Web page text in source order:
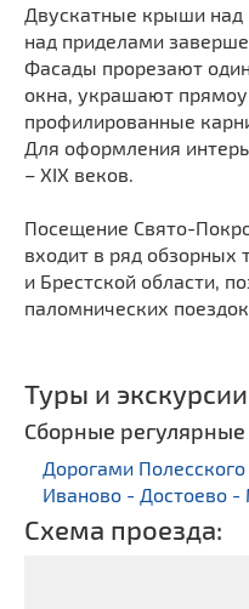
Культурные центры
Театры
Галереи
Концертные залы
Двускатные крыши над
над приделами
Фасады прорезают
окна, украшают
профилированные
Для оформления
– XIX веков.
Посещение Свято-
входит в ряд обзорных
и Брестской области,
паломнических
Туры и экскурсии
Сборные
Дорогами
Иваново - Достоево
Схема проезда: